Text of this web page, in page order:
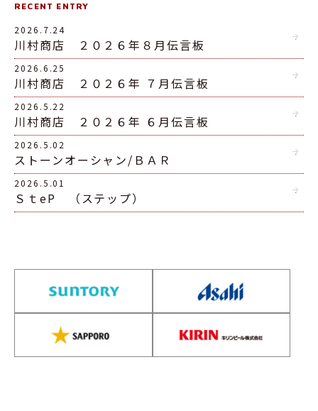
RECENT ENTRY
2026.7.24
川村商店 ２０２６年８月伝言板
2026.6.25
川村商店 ２０２６年 ７月伝言板
2026.5.22
川村商店 ２０２６年 ６月伝言板
2026.5.02
ストーンオーシャン/ＢＡＲ
2026.5.01
ＳｔeP （ステップ）